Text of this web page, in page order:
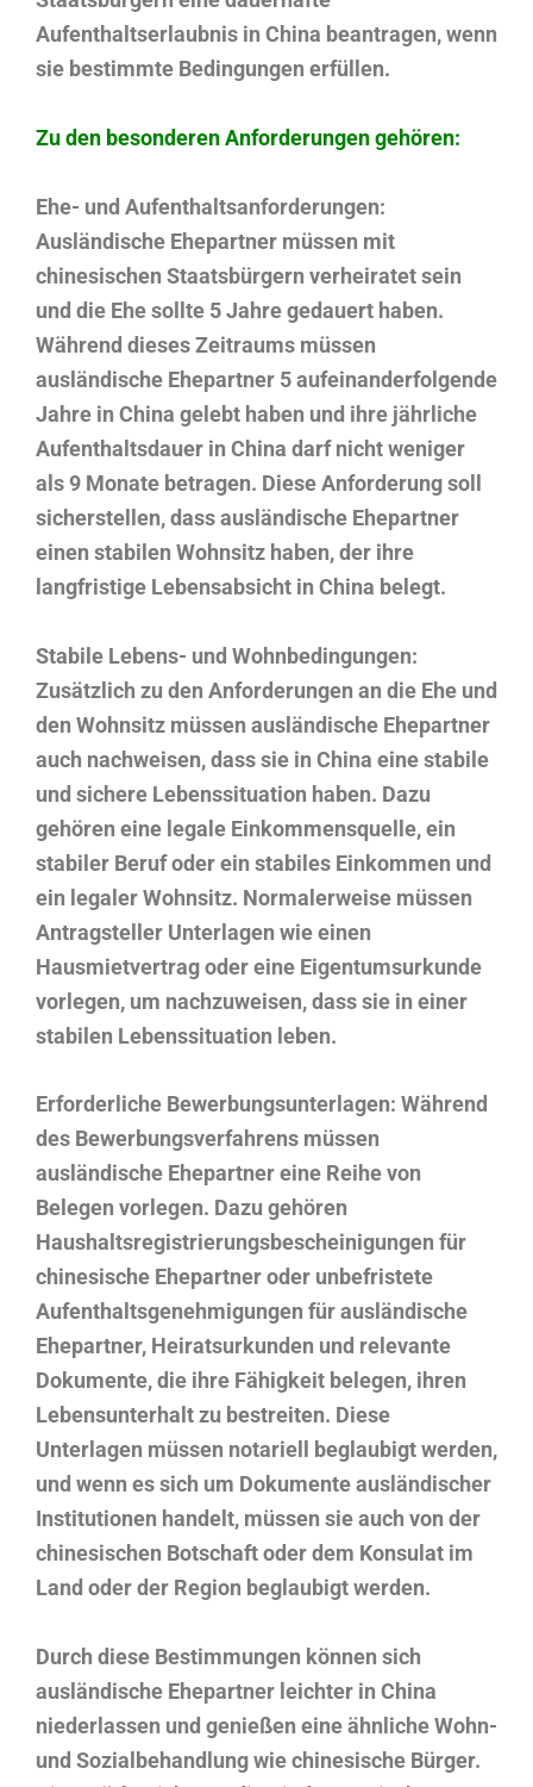
Aufenthaltserlaubnis in China beantragen, wenn
sie bestimmte Bedingungen erfüllen.
Zu den besonderen Anforderungen gehören:
Ehe- und Aufenthaltsanforderungen:
Ausländische Ehepartner müssen mit
chinesischen Staatsbürgern verheiratet sein
und die Ehe sollte 5 Jahre gedauert haben.
Während dieses Zeitraums müssen
ausländische Ehepartner 5 aufeinanderfolgende
Jahre in China gelebt haben und ihre jährliche
Aufenthaltsdauer in China darf nicht weniger
als 9 Monate betragen. Diese Anforderung soll
sicherstellen, dass ausländische Ehepartner
einen stabilen Wohnsitz haben, der ihre
langfristige Lebensabsicht in China belegt.
Stabile Lebens- und Wohnbedingungen:
Zusätzlich zu den Anforderungen an die Ehe und
den Wohnsitz müssen ausländische Ehepartner
auch nachweisen, dass sie in China eine stabile
und sichere Lebenssituation haben. Dazu
gehören eine legale Einkommensquelle, ein
stabiler Beruf oder ein stabiles Einkommen und
ein legaler Wohnsitz. Normalerweise müssen
Antragsteller Unterlagen wie einen
Hausmietvertrag oder eine Eigentumsurkunde
vorlegen, um nachzuweisen, dass sie in einer
stabilen Lebenssituation leben.
Erforderliche Bewerbungsunterlagen: Während
des Bewerbungsverfahrens müssen
ausländische Ehepartner eine Reihe von
Belegen vorlegen. Dazu gehören
Haushaltsregistrierungsbescheinigungen für
chinesische Ehepartner oder unbefristete
Aufenthaltsgenehmigungen für ausländische
Ehepartner, Heiratsurkunden und relevante
Dokumente, die ihre Fähigkeit belegen, ihren
Lebensunterhalt zu bestreiten. Diese
Unterlagen müssen notariell beglaubigt werden,
und wenn es sich um Dokumente ausländischer
Institutionen handelt, müssen sie auch von der
chinesischen Botschaft oder dem Konsulat im
Land oder der Region beglaubigt werden.
Durch diese Bestimmungen können sich
ausländische Ehepartner leichter in China
niederlassen und genießen eine ähnliche Wohn-
und Sozialbehandlung wie chinesische Bürger.